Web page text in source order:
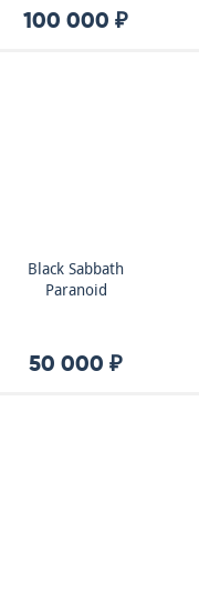
100 000 ₽
Black Sabbath
Paranoid
50 000 ₽